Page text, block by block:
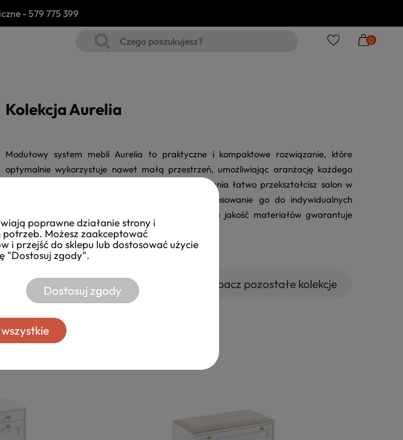
0
Kolekcja Aurelia
Modułowy system mebli Aurelia to praktyczne i kompaktowe rozwiązanie, które
optymalnie wykorzystuje nawet małą przestrzeń, umożliwiając aranżację każdego
kąta. Dzięki funkcji szybkiego składania i rozkładania łatwo przekształcisz salon w
sypialnię. Elastyczność systemu pozwala na dostosowanie go do indywidualnych
potrzeb, oferując różnorodne konfiguracje. Wysoka jakość materiałów gwarantuje
trwałość i estetyczny wygląd przez długi czas.
zobacz pozostałe kolekcje
-579 775 399
poprawne działanie strony i
Możesz zaakceptować
i przejść do sklepu lub dostosować użycie
"Dostosuj zgody".
Dostosuj zgody